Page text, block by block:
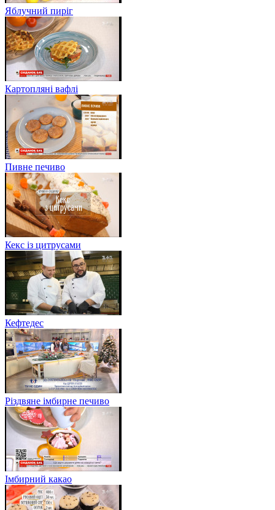
Яблучний пиріг
Картопляні вафлі
Пивне печиво
Кекс із цитрусами
Кефтедес
Різдвяне імбирне печиво
Імбирний какао